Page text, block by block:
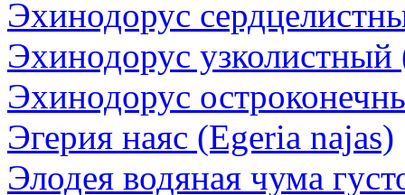
Эхинодорус
Эхинодорус
Эхинодорус
Эгерия наяс (Egeria najas)
Элодея водяная чума